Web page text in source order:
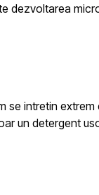
dezvoltarea
se intretin extrem
un detergent